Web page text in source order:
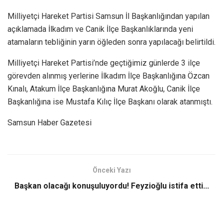
Milliyetçi Hareket Partisi Samsun İl Başkanlığından yapılan
açıklamada İlkadım ve Canik İlçe Başkanlıklarında yeni
atamaların tebliğinin yarın öğleden sonra yapılacağı belirtildi.
Milliyetçi Hareket Partisi’nde geçtiğimiz günlerde 3 ilçe
görevden alınmış yerlerine İlkadım İlçe Başkanlığına Özcan
Kınalı, Atakum İlçe Başkanlığına Murat Akoğlu, Canik İlçe
Başkanlığına ise Mustafa Kılıç İlçe Başkanı olarak atanmıştı.
Samsun Haber Gazetesi
Önceki Yazı
Başkan olacağı konuşuluyordu! Feyzioğlu istifa etti...